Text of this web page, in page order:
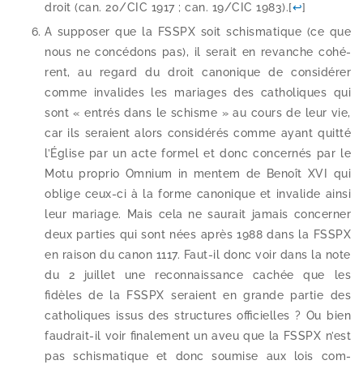
droit (can. 20/​CIC 1917 ; can. 19/​CIC 1983).[↩]
A sup­po­ser que la FSSPX soit schis­ma­tique (ce que
nous ne concé­dons pas), il serait en revanche cohé­
rent, au regard du droit cano­nique de consi­dé­rer
comme inva­lides les mariages des catho­liques qui
sont « entrés dans le schisme » au cours de leur vie,
car ils seraient alors consi­dé­rés comme ayant quit­té
l’Église par un acte for­mel et donc concer­nés par le
Motu pro­prio Omnium in men­tem de Benoît XVI qui
oblige ceux-​ci à la forme cano­nique et inva­lide ain­si
leur mariage. Mais cela ne sau­rait jamais concer­ner
deux par­ties qui sont nées après 1988 dans la FSSPX
en rai­son du canon 1117. Faut-​il donc voir dans la note
du 2 juillet une recon­nais­sance cachée que les
fidèles de la FSSPX seraient en grande par­tie des
catho­liques issus des struc­tures offi­cielles ? Ou bien
faudrait-​il voir fina­le­ment un aveu que la FSSPX n’est
pas schis­ma­tique et donc sou­mise aux lois com­